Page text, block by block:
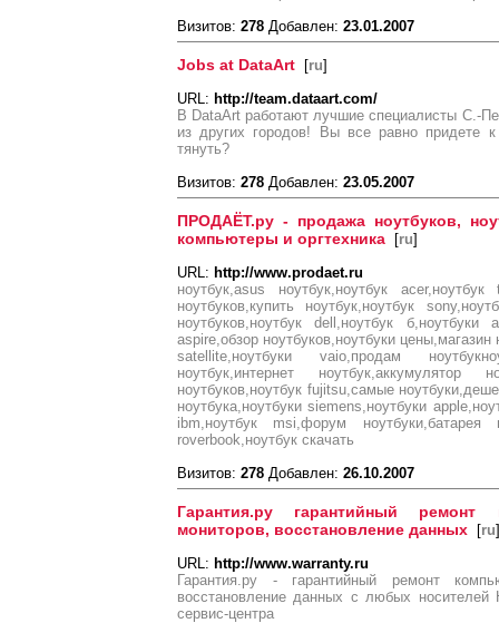
Визитов: 278 Добавлен: 23.01.2007
Jobs at DataArt [ru]
URL: http://team.dataart.com/
В DataArt работают лучшие специалисты С.-
из других городов! Вы все равно придете
тянуть?
Визитов: 278 Добавлен: 23.05.2007
ПРОДАЁТ.ру - продажа ноутбуков,
компьютеры и оргтехника [ru]
URL: http://www.prodaet.ru
ноутбук,asus ноутбук,ноутбук
ноутбуков,купить ноутбук,ноутбук
ноутбуков,ноутбук dell,ноутбук б,ноутбуки
aspire,обзор ноутбуков,ноутбуки цены,магазин
satellite,ноутбуки vaio,продам
ноутбук,интернет ноутбук,аккумулятор
ноутбуков,ноутбук fujitsu,самые
ноутбука,ноутбуки siemens,ноутбуки
ibm,ноутбук msi,форум ноутбуки,батарея
roverbook,ноутбук скачать
Визитов: 278 Добавлен: 26.10.2007
Гарантия.ру гарантийный
мониторов, восстановление данных [ru]
URL: http://www.warranty.ru
Гарантия.ру - гарантийный ремонт
восстановление данных с любых носителей
сервис-центра